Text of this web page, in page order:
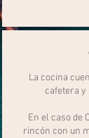
La cocina
cafetera
En el caso de
rincón con un